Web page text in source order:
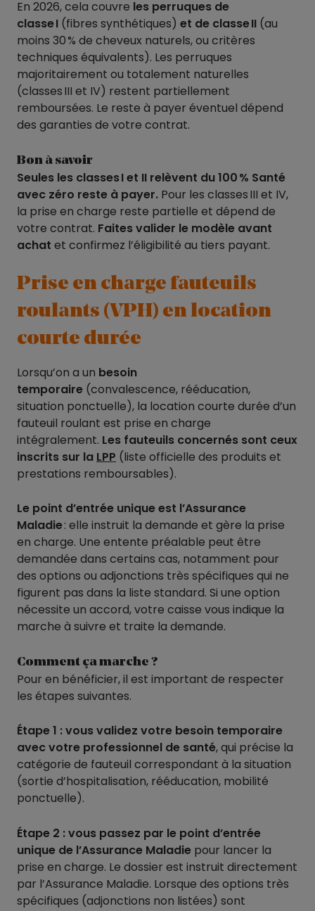
En 2026, cela couvre les perruques de
classeI (fibres synthétiques) et de classeII (au
moins 30 % de cheveux naturels, ou critères
techniques équivalents). Les perruques
majoritairement ou totalement naturelles
(classes III et IV) restent partiellement
remboursées. Le reste à payer éventuel dépend
des garanties de votre contrat.
Bon à savoir
Seules les classesI et II relèvent du 100% Santé
avec zéro reste à payer. Pour les classes III et IV,
la prise en charge reste partielle et dépend de
votre contrat. Faites valider le modèle avant
achat et confirmez l’éligibilité au tiers payant.
Prise en charge fauteuils
roulants (VPH) en location
courte durée
Lorsqu’on a un besoin
temporaire (convalescence, rééducation,
situation ponctuelle), la location courte durée d’un
fauteuil roulant est prise en charge
intégralement. Les fauteuils concernés sont ceux
inscrits sur la LPP (liste officielle des produits et
prestations remboursables).
Le point d’entrée unique est l’Assurance
Maladie: elle instruit la demande et gère la prise
en charge. Une entente préalable peut être
demandée dans certains cas, notamment pour
des options ou adjonctions très spécifiques qui ne
figurent pas dans la liste standard. Si une option
nécessite un accord, votre caisse vous indique la
marche à suivre et traite la demande.
Comment ça marche ?
Pour en bénéficier, il est important de respecter
les étapes suivantes.
Étape 1 :vous validez votre besoin temporaire
avec votre professionnel de santé, qui précise la
catégorie de fauteuil correspondant à la situation
(sortie d’hospitalisation, rééducation, mobilité
ponctuelle).
Étape 2 :vous passez par le point d’entrée
unique de l’Assurance Maladie pour lancer la
prise en charge. Le dossier est instruit directement
par l’Assurance Maladie. Lorsque des options très
spécifiques (adjonctions non listées) sont